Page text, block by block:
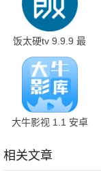
饭太硬tv 9.9.9 最
新版
大牛影视 1.1 安卓
相关文章